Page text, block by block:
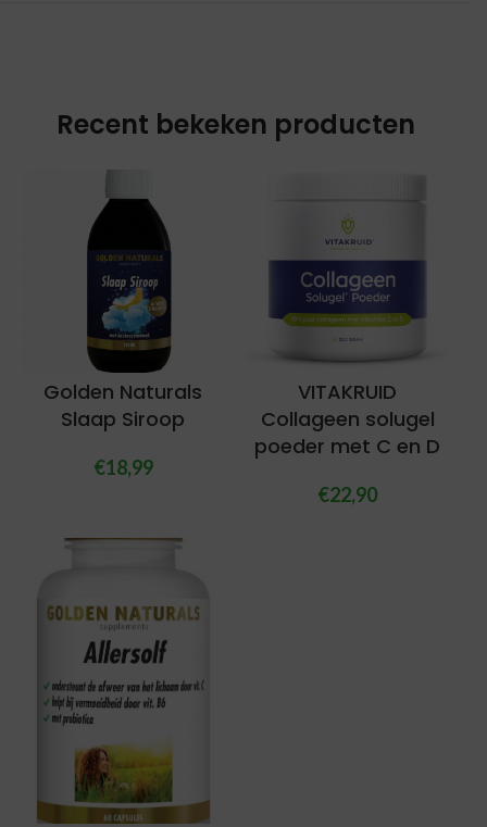
Recent bekeken producten
Golden Naturals
Slaap Siroop
€18,99
VITAKRUID
Collageen solugel
poeder met C en D
€22,90